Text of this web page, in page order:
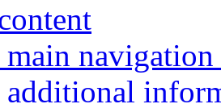
main
additional